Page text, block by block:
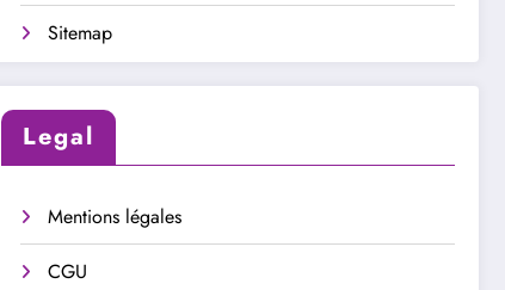
Sitemap
Legal
Mentions légales
CGU